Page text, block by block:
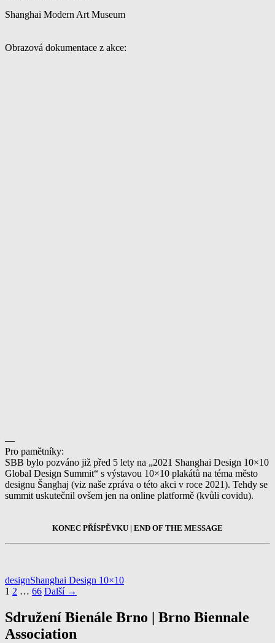
Shanghai Modern Art Museum
Obrazová dokumentace z akce:
—
Pro pamětníky:
SBB bylo pozváno již před 5 lety na „2021 Shanghai Design 10×10
Global Design Summit“ s výstavou 10×10 plakátů na téma město
designu Šanghaj (viz naše zpráva o této akci v roce 2021). Tehdy se
summit uskutečnil ovšem jen na online platformě (kvůli covidu).
KONEC PŘÍSPĚVKU | END OF THE MESSAGE
designShanghai Design 10×10
Navigace
pro
příspěvky
1 2 … 66 Další →
Sdružení Bienále Brno | Brno Biennale
Association